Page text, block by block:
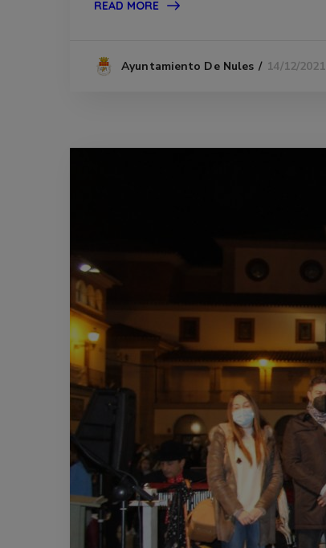
READ MORE
Ayuntamiento De Nules 14/12/2021